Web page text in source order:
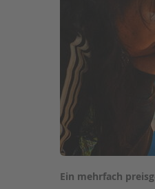
Ein mehrfach